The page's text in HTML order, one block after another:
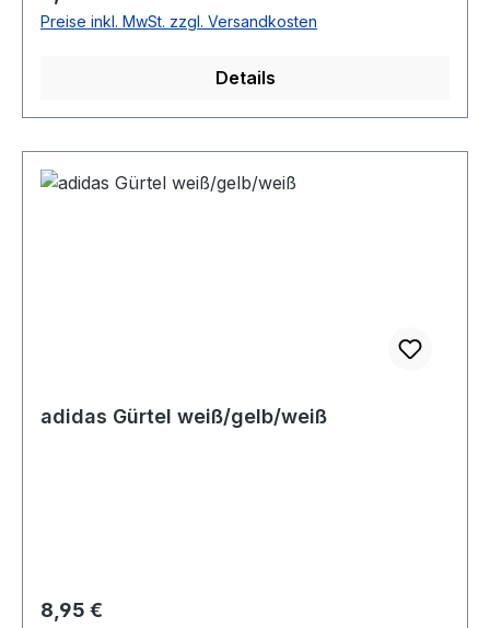
Preise inkl. MwSt. zzgl. Versandkosten
Details
adidas Gürtel weiß/gelb/weiß
Regulärer Preis:
8,95 €